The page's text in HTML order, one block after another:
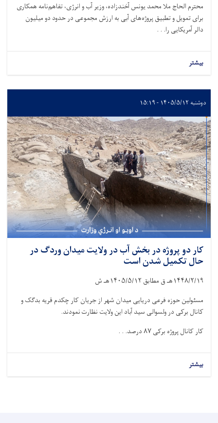
محترم الحاج ملا محمد یونس آخندزاده، وزیر آب و انرژی، تفاهم‌نامه همکاری
برای تمویل و تطبیق پروژه‌های آبی به ارزش مجموعی در حدود دو میلیون
دالر آمریکایی را. . .
بیشتر
دوشنبه ۱۴۰۵/۵/۱۲ - ۱۵:۱۹
کار دو پروژه در بخش آب در ولایت میدان وردگ در
حال تکمیل شدن است
۱۴۴۸/۲/۱۹هـ ق مطابق ۱۴۰۵/۵/۱۲هـ ش
مسئولین حوزه فرعی دریایی میدان شهر از جریان کار چکدم قریه بدگک و
کانال برکی در ولسوالی سید آباد این ولایت نظارت نمودند.
کار کانال پروژه برکی۸۷درصد. . .
بیشتر